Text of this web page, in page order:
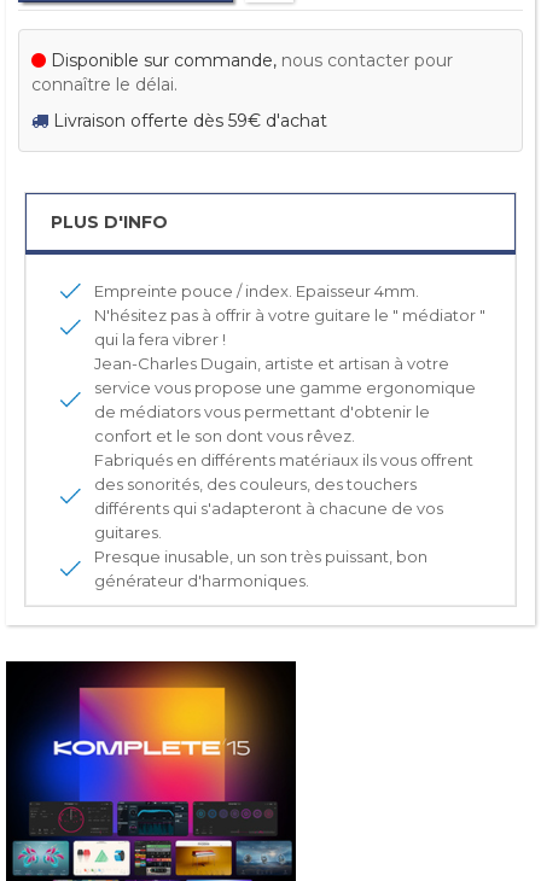
Disponible sur commande, nous contacter pour
connaître le délai.
Livraison offerte dès 59€ d'achat
PLUS D'INFO
Empreinte pouce / index. Epaisseur 4mm.
N'hésitez pas à offrir à votre guitare le " médiator "
qui la fera vibrer !
Jean-Charles Dugain, artiste et artisan à votre
service vous propose une gamme ergonomique
de médiators vous permettant d'obtenir le
confort et le son dont vous rêvez.
Fabriqués en différents matériaux ils vous offrent
des sonorités, des couleurs, des touchers
différents qui s'adapteront à chacune de vos
guitares.
Presque inusable, un son très puissant, bon
générateur d'harmoniques.